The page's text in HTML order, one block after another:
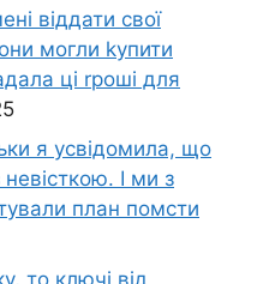
віддати свої
могли kупити
ці rроші для
я усвідомила, що
І ми з
план помсти
то ключі від